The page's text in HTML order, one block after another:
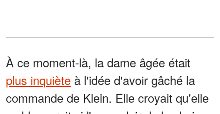
À ce moment-là, la dame âgée était
plus inquiète à l'idée d'avoir gâché la
commande de Klein. Elle croyait qu'elle